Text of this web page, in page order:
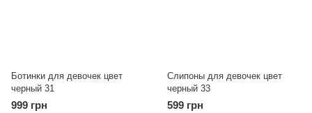
Ботинки для девочек цвет
черный 31
999 грн
Слипоны для девочек цвет
черный 33
599 грн